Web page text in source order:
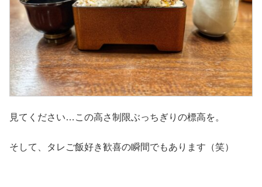
見てください…この高さ制限ぶっちぎりの標高を。
そして、タレご飯好き歓喜の瞬間でもあります（笑）